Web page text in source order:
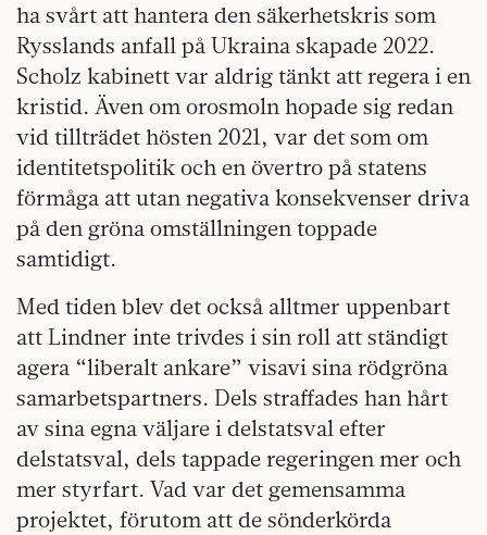
ha svårt att hantera den säkerhetskris som
Rysslands anfall på Ukraina skapade 2022.
Scholz kabinett var aldrig tänkt att regera i en
kristid. Även om orosmoln hopade sig redan
vid tillträdet hösten 2021, var det som om
identitetspolitik och en övertro på statens
förmåga att utan negativa konsekvenser driva
på den gröna omställningen toppade
samtidigt.
Med tiden blev det också alltmer uppenbart
att Lindner inte trivdes i sin roll att ständigt
agera “liberalt ankare” visavi sina rödgröna
samarbetspartners. Dels straffades han hårt
av sina egna väljare i delstatsval efter
delstatsval, dels tappade regeringen mer och
mer styrfart. Vad var det gemensamma
projektet, förutom att de sönderkörda